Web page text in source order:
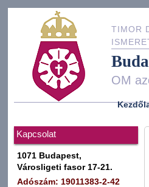
TIMOR
OM
Kapcsolat
1071 Budapest,
Városligeti fasor 17-21.
Adószám: 19011383-2-42